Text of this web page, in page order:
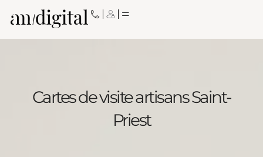
contenu
Cartes de visite artisans Saint-
Priest